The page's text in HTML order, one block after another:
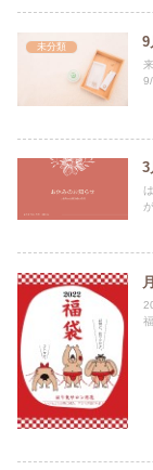
未分類 9
3